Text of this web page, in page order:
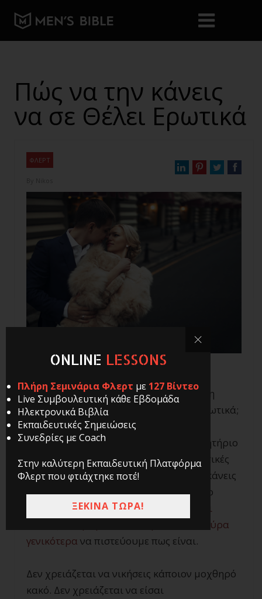
Πώς να την κάνεις
να σε Θέλει Ερωτικά
ΦΛΕΡΤ
Έχεις ποτέ αναρωτηθεί πώς να κάνεις τη
γυναίκα που σου αρέσει, να σε θέλει ερωτικά;
Η ερωτική έλξη αποτελεί τη βασική κινητήριο
δύναμη πίσω από το φλερτ και τις ερωτικές
σχέσεις. Και η αλήθεια είναι πώς το να κάνεις
μια γυναίκα να σε θέλει, δεν αποτελεί το
τιτάνιο κατόρθωμα που μας οδηγούν
οι
ταινίες, τα τραγούδια και η ποπ κουλτούρα
γενικότερα να πιστεύουμε πως είναι.
Δεν χρειάζεται να νικήσεις κάποιον μοχθηρό
κακό. Δεν χρειάζεται να είσαι
ONLINE LESSONS
Πλήρη Σεμινάρια Φλερτ με 127 Βίντεο
Live Συμβουλευτική κάθε Εβδομάδα
Ηλεκτρονικά Βιβλία
Εκπαιδευτικές Σημειώσεις
Συνεδρίες με Coach
Στην καλύτερη Εκπαιδευτική Πλατφόρμα
Φλερτ που φτιάχτηκε ποτέ!
ΞΕΚΙΝΑ ΤΩΡΑ!